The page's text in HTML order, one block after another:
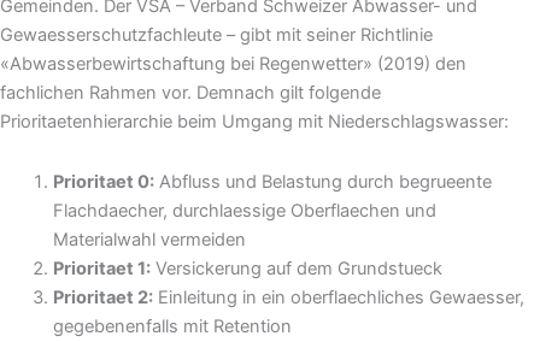
Gemeinden. Der VSA – Verband Schweizer Abwasser- und
Gewaesserschutzfachleute – gibt mit seiner Richtlinie
«Abwasserbewirtschaftung bei Regenwetter» (2019) den
fachlichen Rahmen vor. Demnach gilt folgende
Prioritaetenhierarchie beim Umgang mit Niederschlagswasser:
Prioritaet 0:Abfluss und Belastung durch begrueente
Flachdaecher, durchlaessige Oberflaechen und
Materialwahl vermeiden
Prioritaet 1:Versickerung auf dem Grundstueck
Prioritaet 2:Einleitung in ein oberflaechliches Gewaesser,
gegebenenfalls mit Retention